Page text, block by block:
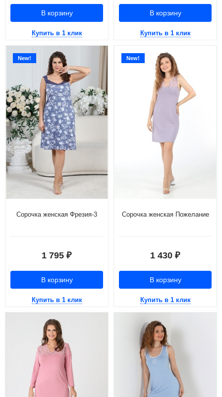
В корзину
Купить в 1 клик
В корзину
Купить в 1 клик
New!
Сорочка женская Фрезия-3
1 795 ₽
В корзину
Купить в 1 клик
New!
Сорочка женская Пожелание
1 430 ₽
В корзину
Купить в 1 клик